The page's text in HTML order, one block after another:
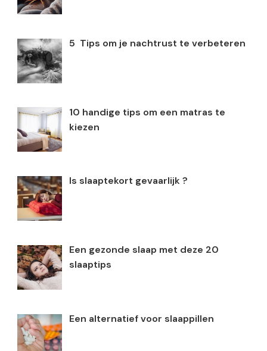
5 Tips om je nachtrust te verbeteren
10 handige tips om een matras te
kiezen
Is slaaptekort gevaarlijk ?
Een gezonde slaap met deze 20
slaaptips
Een alternatief voor slaappillen